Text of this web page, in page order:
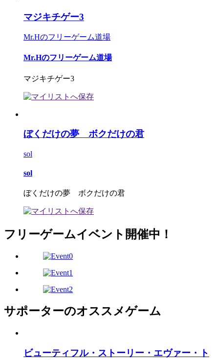
マジキチゲー3
Mr.Hのフリーゲーム道場
Mr.Hのフリーゲーム道場
マジキチゲー3
ぼくだけの夢 ボクだけの君
sol
sol
ぼくだけの夢 ボクだけの君
フリーゲームイベント開催中！
サポーターのオススメゲーム
ビューティフル・ストーリー・エヴァー・ト